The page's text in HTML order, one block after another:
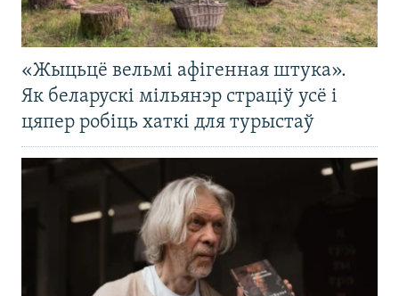
«Жыцьцё вельмі афігенная штука».
Як беларускі мільянэр страціў усё і
цяпер робіць хаткі для турыстаў